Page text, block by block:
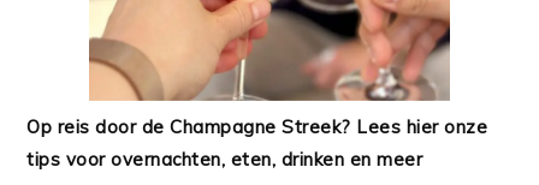
Op reis door de Champagne Streek? Lees hier onze
tips voor overnachten, eten, drinken en meer